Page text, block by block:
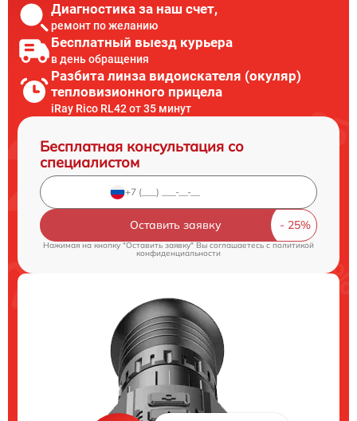
Диагностика за наш счет,
ремонт по желанию
Бесплатный выезд курьера
в день обращения
Разбита линза видоискателя (окуляр)
тепловизионного прицела
iRay Rico RL42 от 35 минут
Бесплатная консультация со
специалистом
Оставить заявку
Нажимая на кнопку "Оставить заявку" Вы соглашаетесь cполитикой
конфиденциальности